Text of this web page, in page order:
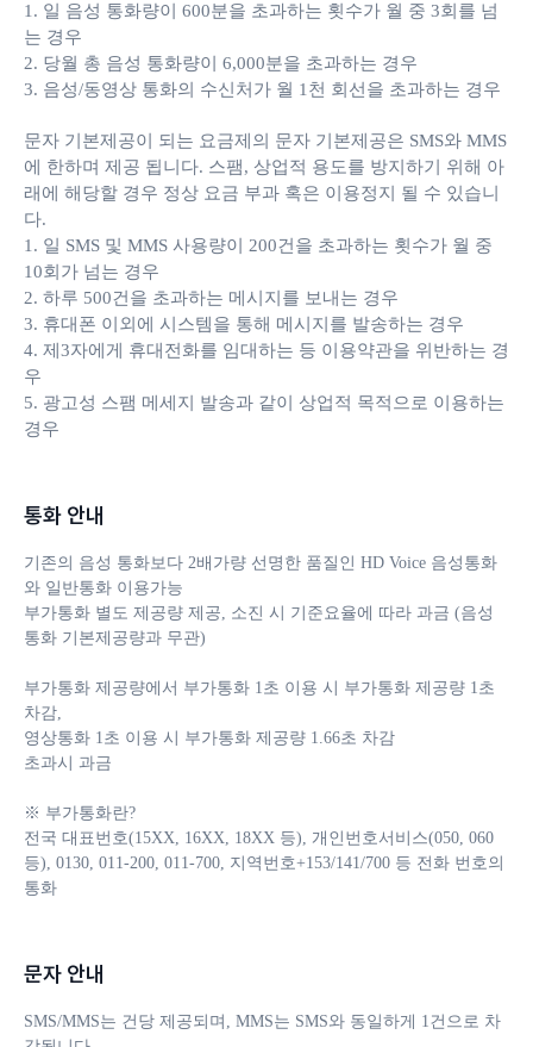
1. 일 음성 통화량이 600분을 초과하는 횟수가 월 중 3회를 넘
는 경우
2. 당월 총 음성 통화량이 6,000분을 초과하는 경우
3. 음성/동영상 통화의 수신처가 월 1천 회선을 초과하는 경우
문자 기본제공이 되는 요금제의 문자 기본제공은 SMS와 MMS
에 한하며 제공 됩니다. 스팸, 상업적 용도를 방지하기 위해 아
래에 해당할 경우 정상 요금 부과 혹은 이용정지 될 수 있습니
다.
1. 일 SMS 및 MMS 사용량이 200건을 초과하는 횟수가 월 중
10회가 넘는 경우
2. 하루 500건을 초과하는 메시지를 보내는 경우
3. 휴대폰 이외에 시스템을 통해 메시지를 발송하는 경우
4. 제3자에게 휴대전화를 임대하는 등 이용약관을 위반하는 경
우
5. 광고성 스팸 메세지 발송과 같이 상업적 목적으로 이용하는
경우
통화 안내
기존의 음성 통화보다 2배가량 선명한 품질인 HD Voice 음성통화
와 일반통화 이용가능
부가통화 별도 제공량 제공, 소진 시 기준요율에 따라 과금 (음성
통화 기본제공량과 무관)
부가통화 제공량에서 부가통화 1초 이용 시 부가통화 제공량 1초
차감,
영상통화 1초 이용 시 부가통화 제공량 1.66초 차감
초과시 과금
※ 부가통화란?
전국 대표번호(15XX, 16XX, 18XX 등), 개인번호서비스(050, 060
등), 0130, 011-200, 011-700, 지역번호+153/141/700 등 전화 번호의
통화
문자 안내
SMS/MMS는 건당 제공되며, MMS는 SMS와 동일하게 1건으로 차